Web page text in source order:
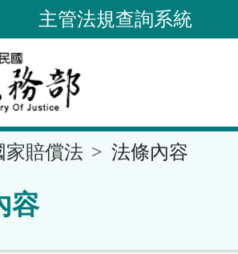
主管法規查詢系統
家賠償法 法條內容
容